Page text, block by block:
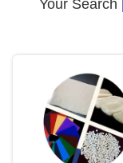
Your Search